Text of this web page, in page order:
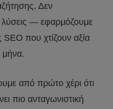
Δεν
— εφαρμόζουμε
SEO που χτίζουν αξία
μήνα.
από πρώτο χέρι ότι
πιο ανταγωνιστική